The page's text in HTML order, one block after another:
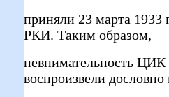
приняли 23 марта
РКИ. Таким образом,
невнимательность
воспроизвели дословно